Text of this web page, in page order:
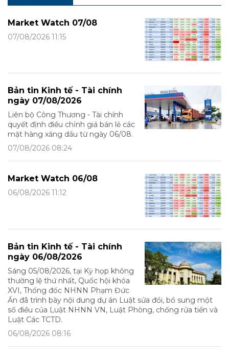
Market Watch 07/08
07/08/2026 11:15
Bản tin Kinh tế - Tài chính
ngày 07/08/2026
Liên bộ Công Thương - Tài chính
quyết định điều chỉnh giá bán lẻ các
mặt hàng xăng dầu từ ngày 06/08.
07/08/2026 08:24
Market Watch 06/08
06/08/2026 11:12
Bản tin Kinh tế - Tài chính
ngày 06/08/2026
Sáng 05/08/2026, tại Kỳ họp không
thường lệ thứ nhất, Quốc hội khóa
XVI, Thống đốc NHNN Phạm Đức
Ấn đã trình bày nội dung dự án Luật sửa đổi, bổ sung một
số điều của Luật NHNN VN, Luật Phòng, chống rửa tiền và
Luật Các TCTD.
06/08/2026 08:16